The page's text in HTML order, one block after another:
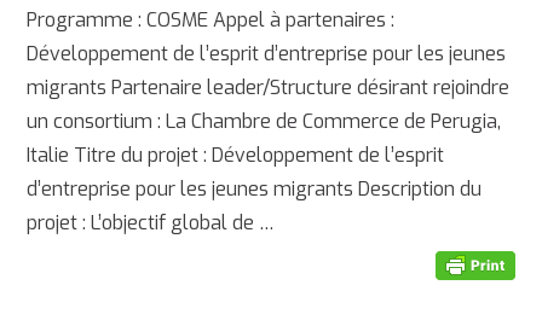
AFFICHER
Programme : COSME Appel à partenaires :
Développement de l’esprit d’entreprise pour les jeunes
migrants Partenaire leader/Structure désirant rejoindre
un consortium : La Chambre de Commerce de Perugia,
Italie Titre du projet : Développement de l’esprit
d’entreprise pour les jeunes migrants Description du
projet : L’objectif global de …